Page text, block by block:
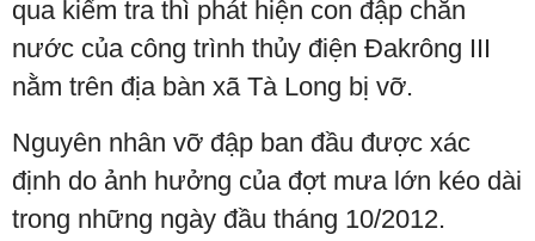
qua kiểm tra thì phát hiện con đập chắn
nước của công trình thủy điện Đakrông III
nằm trên địa bàn xã Tà Long bị vỡ.
Nguyên nhân vỡ đập ban đầu được xác
định do ảnh hưởng của đợt mưa lớn kéo dài
trong những ngày đầu tháng 10/2012.